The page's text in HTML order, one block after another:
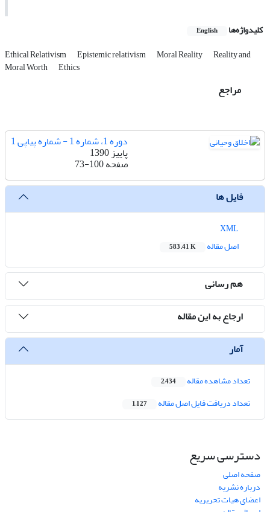
کلیدواژه‌ها English
Ethical Relativism Epistemic relativism Moral Reality Reality and
Moral Worth Ethics
مراجع
دوره 1، شماره 1 - شماره پیاپی 1
پاییز 1390
صفحه73-100
فایل ها
اصل مقاله
583.41 K
هم رسانی
ارجاع به این مقاله
آمار
تعداد مشاهده مقاله 2,434
تعداد دریافت فایل اصل مقاله 1,127
دسترسی سریع
صفحه اصلی
درباره نشریه
اعضای هیات تحریریه